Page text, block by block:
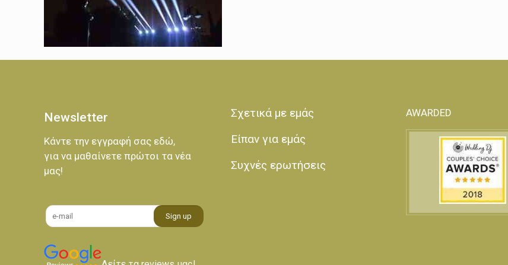
Newsletter
Κάντε την εγγραφή σας εδώ,
για να μαθαίνετε πρώτοι τα νέα
μας!
Σχετικά με εμάς
Είπαν για εμάς
Συχνές ερωτήσεις
AWARDED